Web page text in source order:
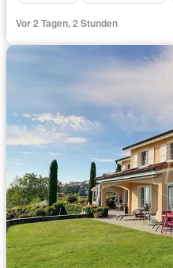
Vor 2 Tagen, 2 Stunden